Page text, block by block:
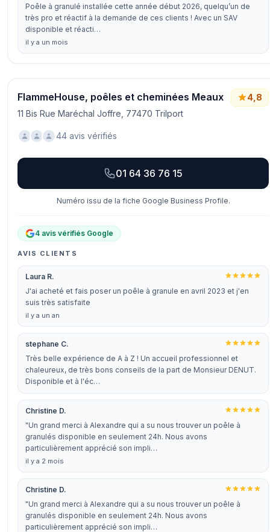
Poêle à granulé installée cette année début 2026, quelqu’un de
très pro et réactif à la demande de ces clients ! Avec un SAV
disponible et réacti…
il y a un mois
FlammeHouse, poêles et cheminées Meaux
11 Bis Rue Maréchal Joffre, 77470 Trilport
4,8
44 avis vérifiés
01 64 36 76 15
Numéro issu de la fiche Google Business Profile.
4 avis vérifiés Google
AVIS CLIENTS
Laura R.
J'ai acheté et fais poser un poêle à granule en avril 2023 et j'en
suis très satisfaite
il y a un an
stephane C.
Très belle expérience de A à Z ! Un accueil professionnel et
chaleureux, de très bons conseils de la part de Monsieur DENUT.
Disponible et à l'éc…
Christine D.
"Un grand merci à Alexandre qui a su nous trouver un poêle à
granulés disponible en seulement 24h. Nous avons
particulièrement apprécié son impli…
il y a 2 mois
Christine D.
"Un grand merci à Alexandre qui a su nous trouver un poêle à
granulés disponible en seulement 24h. Nous avons
particulièrement apprécié son impli…